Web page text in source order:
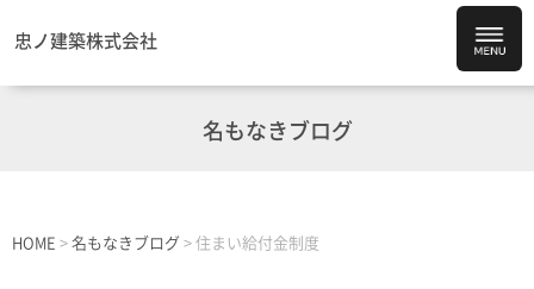
忠ノ建築株式会社
名もなきブログ
HOME > 名もなきブログ > 住まい給付金制度